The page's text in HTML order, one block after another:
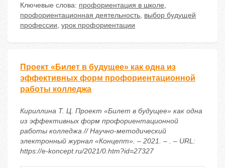
Ключевые слова: профориентация в школе,
профориентационная деятельность, выбор будущей
профессии, урок профориентации
Проект «Билет в будущее» как одна из
эффективных форм профориентационной
работы колледжа
Кириллина Т. Ц. Проект «Билет в будущее» как одна
из эффективных форм профориентационной
работы колледжа // Научно-методический
электронный журнал «Концепт». – 2021. – . – URL:
https://e-koncept.ru/2021/0.htm?id=27327